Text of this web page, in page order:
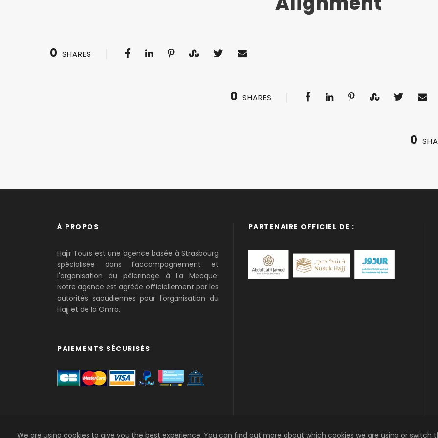
0 SHARES
0 SHARES
0
À PROPOS
Hajir Tours est une agence basée à Strasbourg
spécialisée dans l'accompagnement et
l'organisation du pèlerinage à La Mecque.
Notre agence est agréée officiellement par les
autorités saoudiennes pour l'organisation du
Hajj et de la Omra.
PAIEMENTS SÉCURISÉS
PARTENAIRE OFFICIEL DE :
We are using cookies to give you the best experience. You can find out more about which cookies we are using or